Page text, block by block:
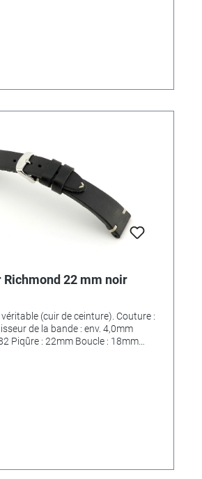
22 mm noir
(cuir de ceinture). Couture :
de la bande : env. 4,0mm
Piqûre : 22mm Boucle : 18mm